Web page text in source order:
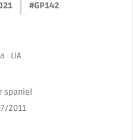
#GP142
LIA
spaniel
2011